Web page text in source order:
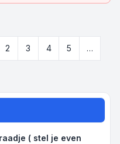
van
2 3 4 5 …
( stel je even